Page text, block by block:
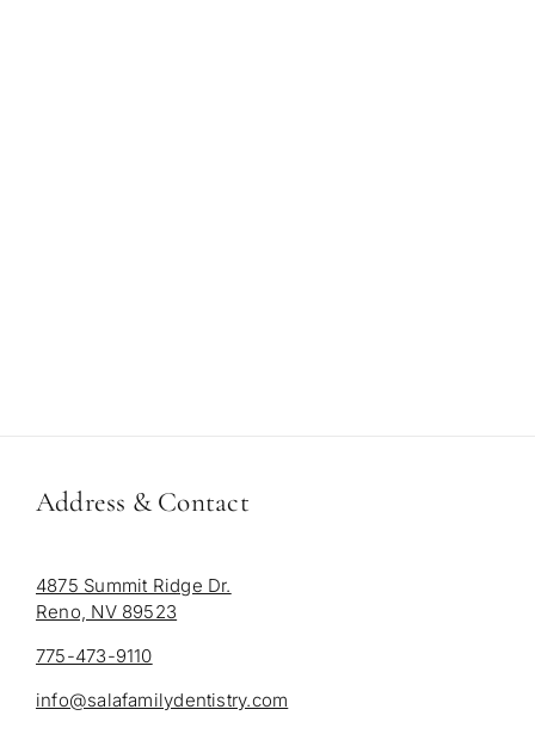
Address & Contact
4875 Summit Ridge Dr.
Reno, NV 89523
775-473-9110
info@salafamilydentistry.com